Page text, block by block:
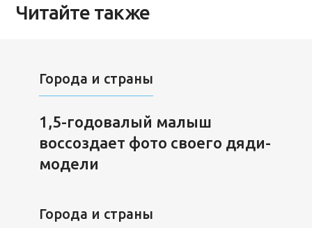
Читайте также
Города и страны
1,5-годовалый малыш
воссоздает фото своего дяди-
модели
Города и страны